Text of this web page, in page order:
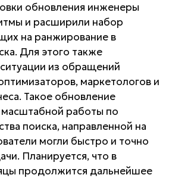
обновления инженеры
и расширили набор
на ранжирование в
Для этого также
из обращений
маркетологов и
Такое обновление
масштабной работы по
поиска, направленной на
могли быстро и точно
Планируется, что в
продолжится дальнейшее